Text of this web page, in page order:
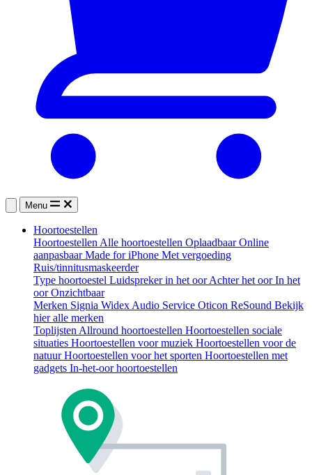
Menu
Hoortoestellen
HoortoestellenAlle hoortoestellen OplaadbaarOnline
aanpasbaarMade for iPhone Met vergoeding
Ruis/tinnitusmaskeerder
Type hoortoestel Luidspreker in het oorAchter het oorIn het
oorOnzichtbaar
Merken Signia WidexAudio Service Oticon ReSound Bekijk
hier alle merken
ToplijstenAllround hoortoestellen Hoortoestellen sociale
situaties Hoortoestellen voor muziek Hoortoestellen voor de
natuurHoortoestellen voor het sporten Hoortoestellen met
gadgets In-het-oor hoortoestellen